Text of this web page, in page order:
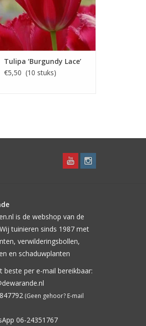
Tulipa ‘Burgundy Lace’
€5,50 (10 stuks)
is de webshop van de
tuinieren sinds 1987 met
verwilderingsbollen,
en schaduwplanten
beste per e-mail bereikbaar:
(Geen gehoor? E-mail
06-24351767